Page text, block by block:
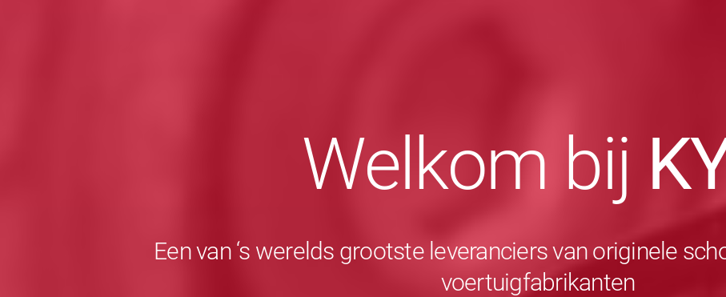
Welkom bij
Een van ‘s werelds grootste leveranciers van originele
voertuigfabrikanten